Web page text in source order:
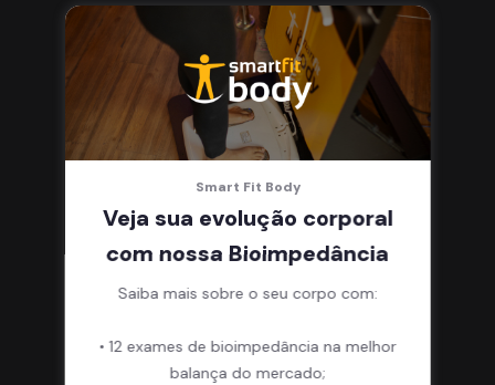
Smart Fit Body
Veja sua evolução corporal
com nossa Bioimpedância
Saiba mais sobre o seu corpo com:
• 12 exames de bioimpedância na melhor
balança do mercado;